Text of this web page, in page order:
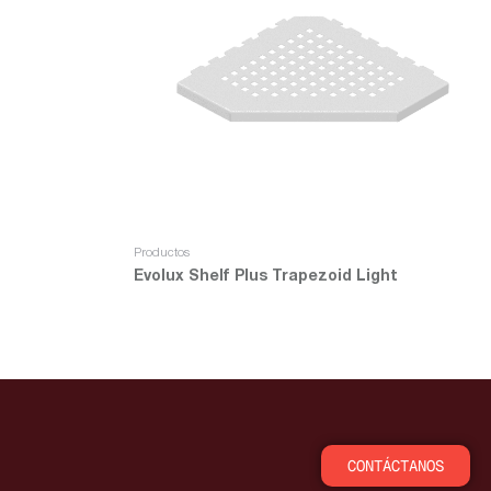
Productos
Evolux Shelf Plus Trapezoid Light
CONTÁCTANOS